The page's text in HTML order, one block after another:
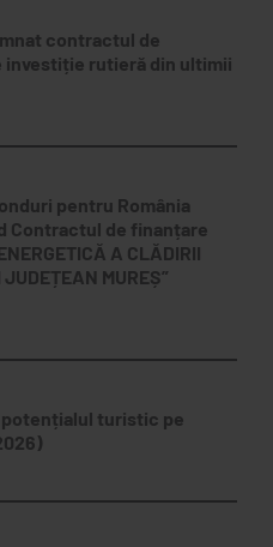
contractul de
investiție rutieră din ultimii
pentru România
Contractul de finanțare
A CLĂDIRII
MUREȘ”
potențialul turistic pe